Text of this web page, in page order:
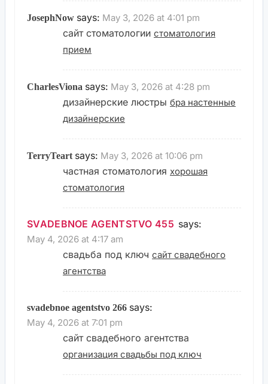
JosephNow says: May 3, 2026 at 4:01 pm
сайт стоматологии стоматология
прием
CharlesViona says: May 3, 2026 at 4:28 pm
дизайнерские люстры бра настенные
дизайнерские
TerryTeart says: May 3, 2026 at 10:06 pm
частная стоматология хорошая
стоматология
SVADEBNOE AGENTSTVO 455 says:
May 4, 2026 at 4:17 am
свадьба под ключ сайт свадебного
агентства
svadebnoe agentstvo 266 says:
May 4, 2026 at 7:01 pm
сайт свадебного агентства
организация свадьбы под ключ